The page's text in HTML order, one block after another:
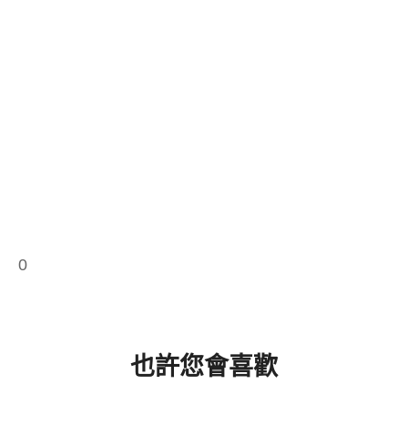
0
也許您會喜歡